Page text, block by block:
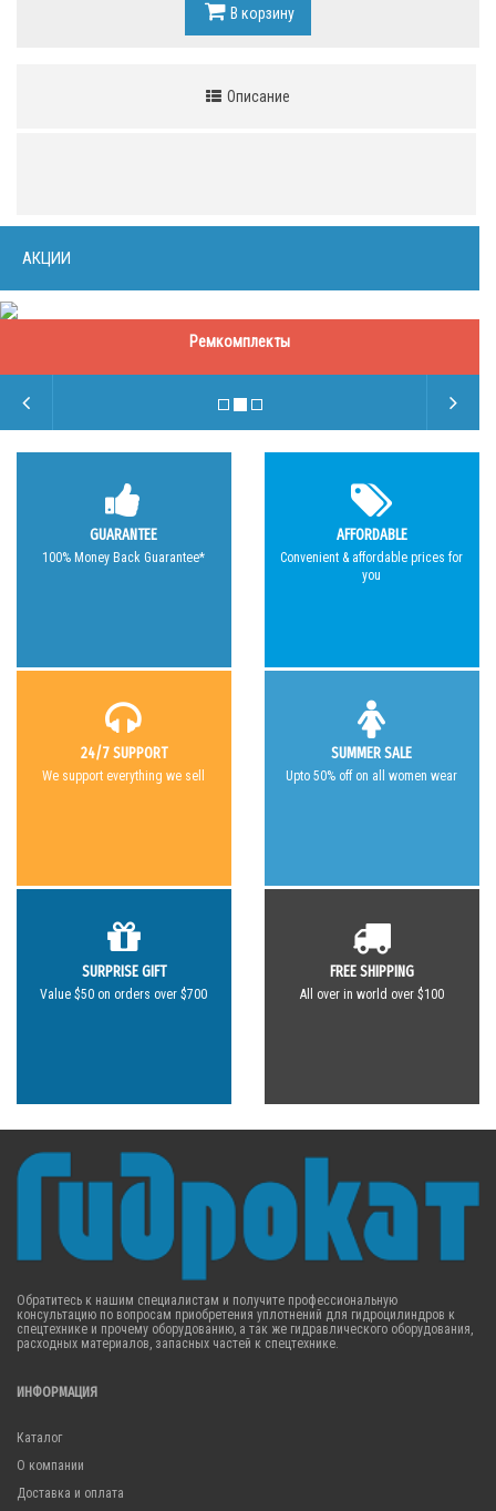
В корзину
Описание
АКЦИИ
Ремкомплекты
GUARANTEE
100% Money Back Guarantee*
AFFORDABLE
Convenient & affordable prices for
you
24/7 SUPPORT
We support everything we sell
SUMMER SALE
Upto 50% off on all women wear
SURPRISE GIFT
Value $50 on orders over $700
FREE SHIPPING
All over in world over $100
Обратитесь к нашим специалистам и получите профессиональную
консультацию по вопросам приобретения уплотнений для гидроцилиндров к
спецтехнике и прочему оборудованию, а так же гидравлического оборудования,
расходных материалов, запасных частей к спецтехнике.
ИНФОРМАЦИЯ
Каталог
О компании
Доставка и оплата